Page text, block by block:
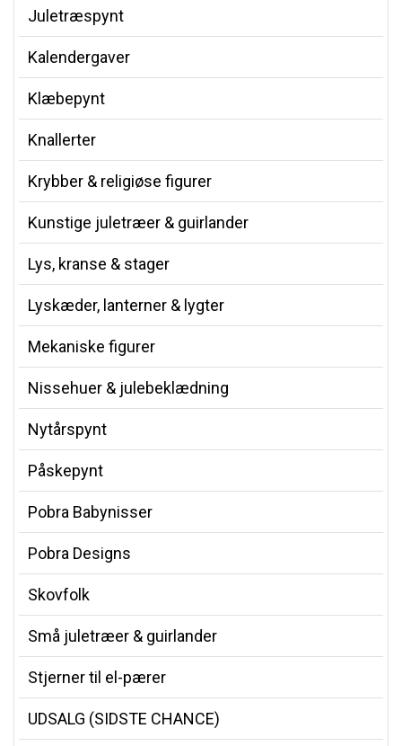
Juletræspynt
Kalendergaver
Klæbepynt
Knallerter
Krybber & religiøse figurer
Kunstige juletræer & guirlander
Lys, kranse & stager
Lyskæder, lanterner & lygter
Mekaniske figurer
Nissehuer & julebeklædning
Nytårspynt
Påskepynt
Pobra Babynisser
Pobra Designs
Skovfolk
Små juletræer & guirlander
Stjerner til el-pærer
UDSALG (SIDSTE CHANCE)